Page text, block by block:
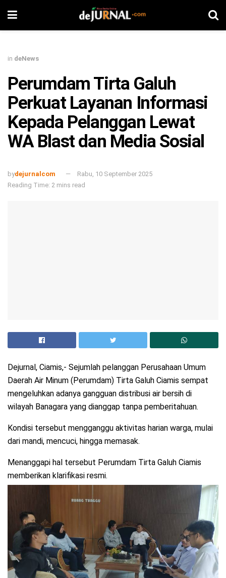
in deNews
Perumdam Tirta Galuh
Perkuat Layanan Informasi
Kepada Pelanggan Lewat
WA Blast dan Media Sosial
bydejurnalcom
Rabu, 10 September 2025
Reading Time: 2 mins read
Dejurnal, Ciamis,- Sejumlah pelanggan Perusahaan Umum
Daerah Air Minum (Perumdam) Tirta Galuh Ciamis sempat
mengeluhkan adanya gangguan distribusi air bersih di
wilayah Banagara yang dianggap tanpa pemberitahuan.
Kondisi tersebut mengganggu aktivitas harian warga, mulai
dari mandi, mencuci, hingga memasak.
Menanggapi hal tersebut Perumdam Tirta Galuh Ciamis
memberikan klarifikasi resmi.